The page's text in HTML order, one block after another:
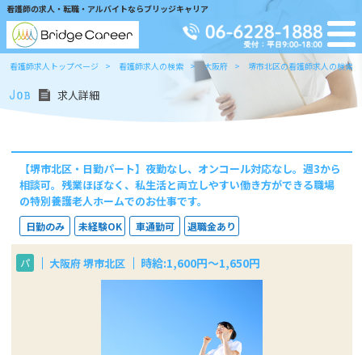
看護師の求人・転職・アルバイトならブリッジキャリア
看護師求人トップページ 看護師求人の検索 大阪府 堺市北区の看護師求人の検索
求人詳細
【堺市北区・日勤パート】夜勤なし、オンコール対応なし。週3から
相談可。残業ほぼなく、私生活と両立しやすい働き方ができる職場
の特別養護老人ホームでのお仕事です。
日勤のみ 未経験OK 車通勤可 退職金あり
パ 大阪府 堺市北区 時給:1,600円～1,650円